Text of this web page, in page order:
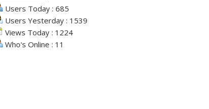
Users Today : 685
Users Yesterday : 1539
Views Today : 1224
Who's Online : 11